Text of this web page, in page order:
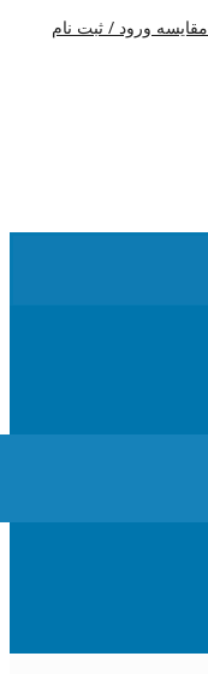
مقایسه ورود / ثبت نام